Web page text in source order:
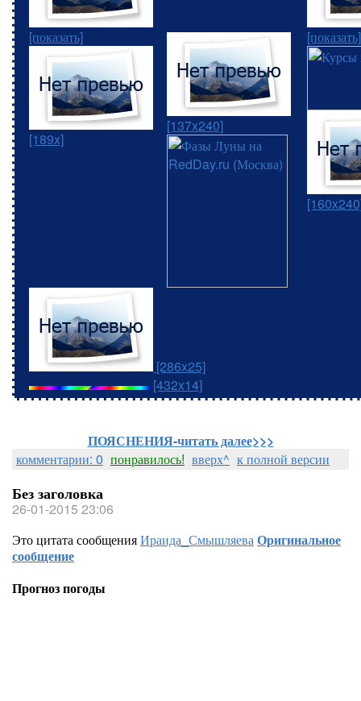
[показать]
[189x]
[137x240]
[показать]
[286x25]
[432x14]
ПОЯСНЕНИЯ-читать далее>>>
комментарии: 0 понравилось! вверх^ к полной версии
Без заголовка
26-01-2015 23:06
Это цитата сообщенияИраида_СмышляеваОригинальное
сообщение
Прогноз погоды